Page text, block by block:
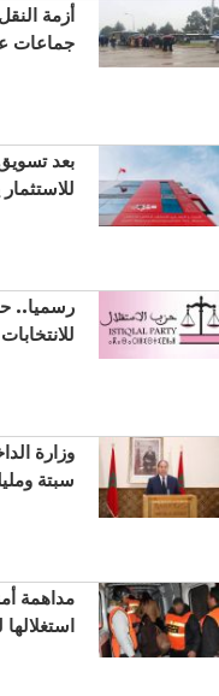
أزمة
جماعات
بعد
رسميا..
وزارة
سبتة
مداهمة